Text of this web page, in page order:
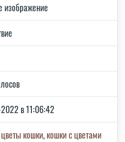
изображение
в 11:06:42
цветы кошки,кошки с цветами